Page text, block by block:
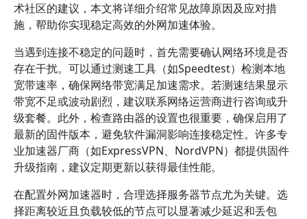
术社区的建议，本文将详细介绍常见故障原因及应对措
施，帮助你实现稳定高效的外网加速体验。
当遇到连接不稳定的问题时，首先需要确认网络环境是否
存在干扰。可以通过测速工具（如Speedtest）检测本地
宽带速率，确保网络带宽满足加速需求。若测速结果显示
带宽不足或波动剧烈，建议联系网络运营商进行咨询或升
级套餐。此外，检查路由器的设置也很重要，确保启用了
最新的固件版本，避免软件漏洞影响连接稳定性。许多专
业加速器厂商（如ExpressVPN、NordVPN）都提供固件
升级指南，建议定期更新以获得最佳性能。
在配置外网加速器时，合理选择服务器节点尤为关键。选
择距离较近且负载较低的节点可以显著减少延迟和丢包